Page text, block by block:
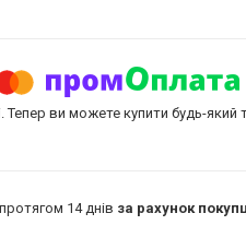
Тепер ви можете купити будь-
14 днів за рахунок